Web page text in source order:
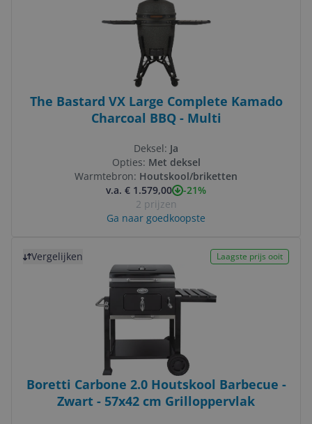
The Bastard VX Large Complete Kamado
Charcoal BBQ - Multi
Deksel: Ja
Opties: Met deksel
Warmtebron: Houtskool/briketten
v.a. € 1.579,00
-21%
2 prijzen
Ga naar goedkoopste
Vergelijken Laagste prijs ooit
Boretti Carbone 2.0 Houtskool Barbecue -
Zwart - 57x42 cm Grilloppervlak